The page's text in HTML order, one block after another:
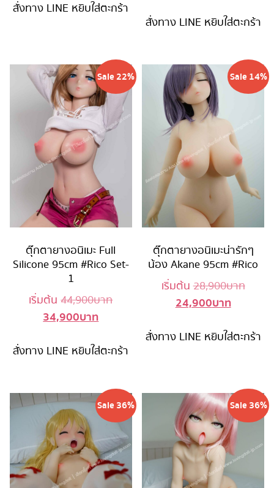
44,900 บาท.
is:
34,900 บาท.
สั่งทาง LINE หยิบใส่ตะกร้า
is:
สั่งทาง LINE หยิบใส่ตะกร้า
Sale 22%
ตุ๊กตายางอนิเมะ Full
Silicone 95cm #Rico Set-
1
เริ่มต้น44,900บาทOriginal
44,900 บาท.
34,900บาทCurrent
is:
สั่งทาง LINE หยิบใส่ตะกร้า
Sale 14%
ตุ๊กตายางอนิเมะน่ารักๆ
น้อง Akane 95cm #Rico
เริ่มต้น28,900บาท
24,900บาทCurrent
is:
สั่งทาง LINE หยิบใส่ตะกร้า
Sale 36% Sale 36%